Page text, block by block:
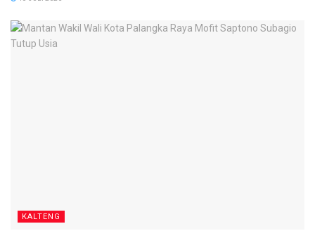
pemerintah pusat terkait kepastian pelaksanaan serta
persyaratan bagi para pelamar. Silahkan masyarakat bisa
KALTENG